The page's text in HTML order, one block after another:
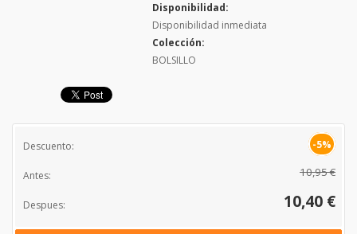
Disponibilidad:
Disponibilidad inmediata
Colección:
BOLSILLO
Descuento: -5%
Antes: 10,95 €
Despues: 10,40 €